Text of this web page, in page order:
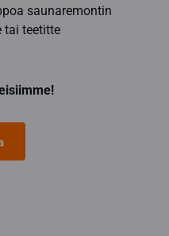
saunaremontin
tai teetitte